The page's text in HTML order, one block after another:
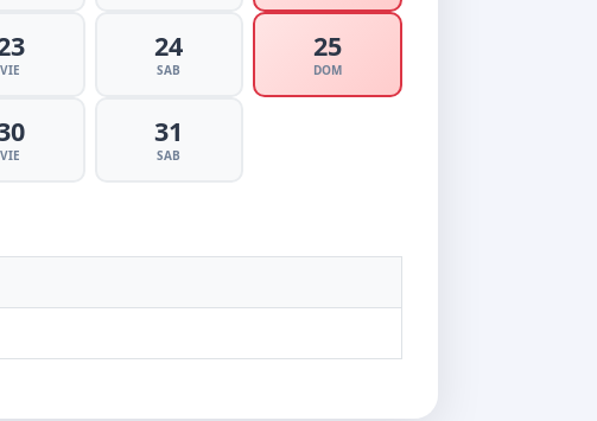
VIE
24
SAB
25
DOM
VIE
31
SAB